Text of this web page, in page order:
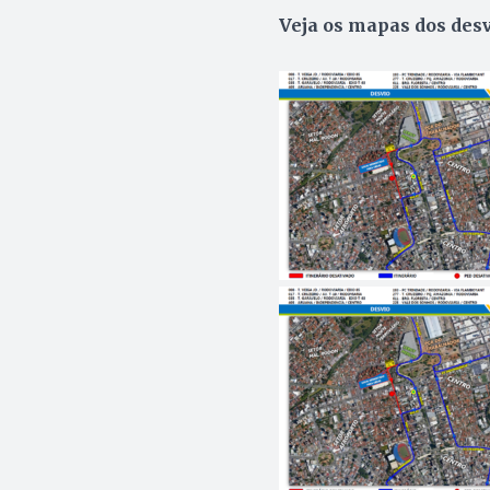
Veja os mapas dos